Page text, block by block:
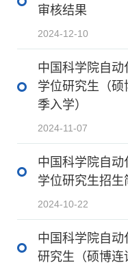
审核结果
2024-12-10
中国科学院自
学位研究生（
季入学）
2024-11-07
中国科学院自
学位研究生招生
2024-10-22
中国科学院自
研究生（硕博连